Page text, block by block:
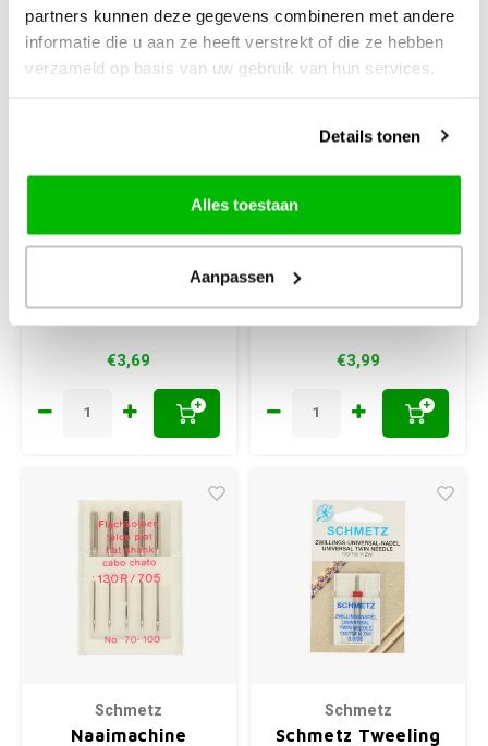
partners kunnen deze gegevens combineren met andere
informatie die u aan ze heeft verstrekt of die ze hebben
verzameld op basis van uw gebruik van hun services.
Details tonen
Alles toestaan
Aanpassen
stretch 5 naalden
€3,69
+
Schmetz
€3,99
+
Schmetz
Naaimachine
Schmetz
Schmetz Tweeling